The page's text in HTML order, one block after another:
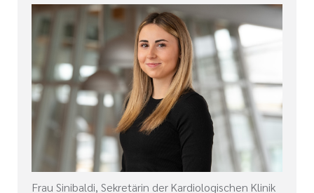
Frau Sinibaldi, Sekretärin der Kardiologischen Klinik